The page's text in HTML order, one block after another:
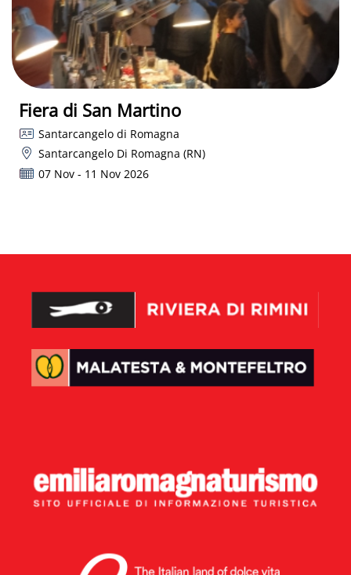
Fiera di San Martino
Santarcangelo di Romagna
Santarcangelo Di Romagna (RN)
07 Nov - 11 Nov 2026